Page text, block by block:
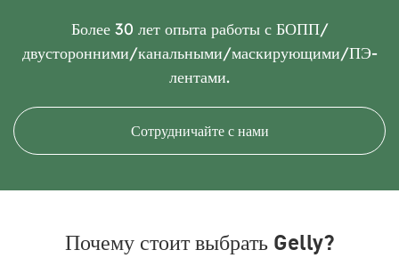
Более 30 лет опыта работы с БОПП/
двусторонними/канальными/маскирующими/ПЭ-
лентами.
Сотрудничайте с нами
Почему стоит выбрать Gelly?